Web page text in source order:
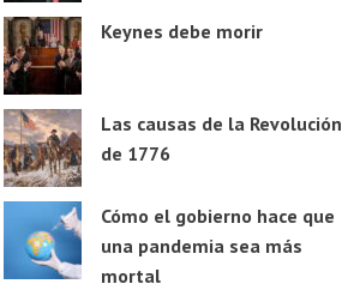
Keynes debe morir
Las causas de la Revolución
de 1776
Cómo el gobierno hace que
una pandemia sea más
mortal